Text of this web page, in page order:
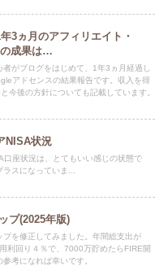
3ヵ月のアフィリエイト・
成果は…
がブログをはじめて、1年3ヵ月経過し
アドセンスの結果報告です。収入を得
今後の方針についても記載しています。
NISA状況
口座状況は、とてもいい感じの状態で
スになっていま...
プ(2025年版)
を修正してみました。年間総支出が
利回り４％で、7000万貯めたらFIRE開
考になれば幸いです。